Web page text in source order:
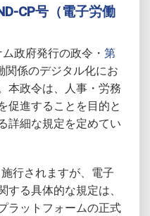
CP号（電子労働
政府発行の政令・ 第
関係のデジタル化にお
本政令は、人事・労務
促進することを目的と
詳細な規定を定めてい
行されますが、電子
る具体的な規定は、
ラットフォームの正式